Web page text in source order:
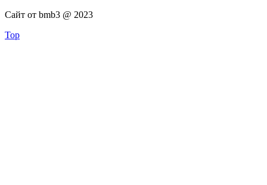
Сайт от bmb3 @ 2023
Top